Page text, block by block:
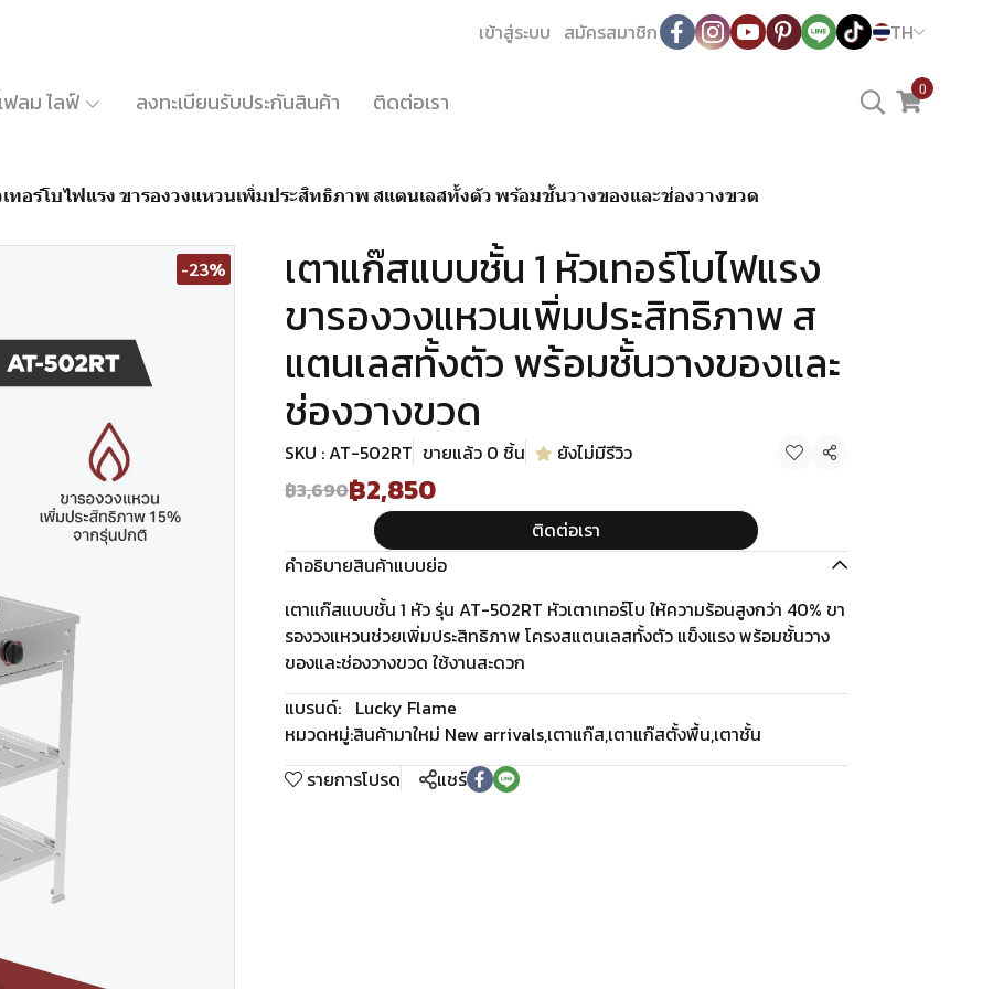
เข้าสู่ระบบ สมัครสมาชิก TH
ฟลม ไลฟ์ ลงทะเบียนรับประกันสินค้า ติดต่อเรา 0
ทอร์โบไฟแรง ขารองวงแหวนเพิ่มประสิทธิภาพ สแตนเลสทั้งตัว พร้อมชั้นวางของและช่องวางขวด
-23% เตาแก๊สแบบชั้น 1 หัวเทอร์โบไฟแรง
ขารองวงแหวนเพิ่มประสิทธิภาพ ส
แตนเลสทั้งตัว พร้อมชั้นวางของและ
ช่องวางขวด
SKU : AT-502RT ขายแล้ว 0 ชิ้น ยังไม่มีรีวิว
แชร์
฿3,690฿2,850
ติดต่อเรา
คำอธิบายสินค้าแบบย่อ
เตาแก๊สแบบชั้น 1 หัว รุ่น AT-502RT หัวเตาเทอร์โบ ให้ความร้อนสูงกว่า 40% ขา
รองวงแหวนช่วยเพิ่มประสิทธิภาพ โครงสแตนเลสทั้งตัว แข็งแรง พร้อมชั้นวาง
ของและช่องวางขวด ใช้งานสะดวก
แบรนด์: Lucky Flame
หมวดหมู่:สินค้ามาใหม่ New arrivals,เตาแก๊ส,เตาแก๊สตั้งพื้น,เตาชั้น
รายการโปรด
แชร์